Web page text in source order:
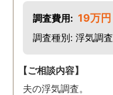
調査費用: 19万円
調査種別: 浮気調査
【ご相談内容】
夫の浮気調査。